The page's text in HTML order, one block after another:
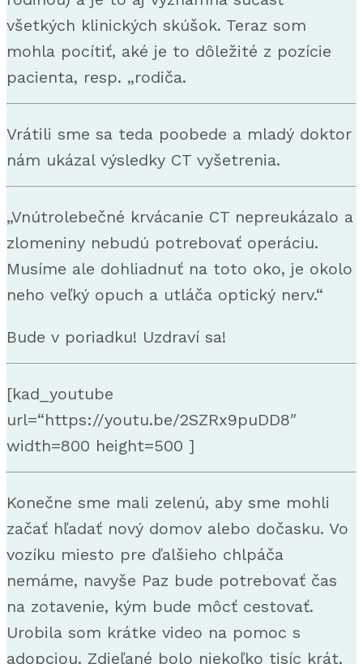
všetkých klinických skúšok. Teraz som
mohla pocítiť, aké je to dôležité z pozície
pacienta, resp. „rodiča.
Vrátili sme sa teda poobede a mladý doktor
nám ukázal výsledky CT vyšetrenia.
„Vnútrolebečné krvácanie CT nepreukázalo a
zlomeniny nebudú potrebovať operáciu.
Musíme ale dohliadnuť na toto oko, je okolo
neho veľký opuch a utláča optický nerv.“
Bude v poriadku! Uzdraví sa!
[kad_youtube
url=“https://youtu.be/2SZRx9puDD8″
width=800 height=500 ]
Konečne sme mali zelenú, aby sme mohli
začať hľadať nový domov alebo dočasku. Vo
vozíku miesto pre ďalšieho chlpáča
nemáme, navyše Paz bude potrebovať čas
na zotavenie, kým bude môcť cestovať.
Urobila som krátke video na pomoc s
adopciou. Zdieľané bolo niekoľko tisíc krát,